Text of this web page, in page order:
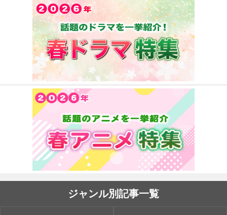
ジャンル別記事一覧